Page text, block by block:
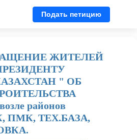
Подать петицию
ЖИТЕЛЕЙ
" ОБ
районов
ТЕХ.БАЗА,